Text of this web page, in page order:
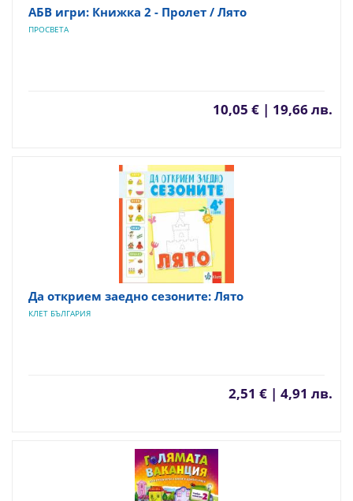
АБВ игри: Книжка 2 - Пролет / Лято
ПРОСВЕТА
10,05 € | 19,66 лв.
Да открием заедно сезоните: Лято
КЛЕТ БЪЛГАРИЯ
2,51 € | 4,91 лв.